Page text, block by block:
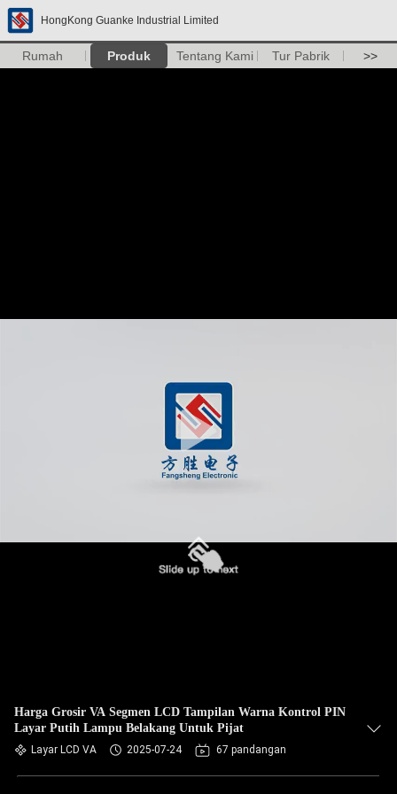
HongKong Guanke Industrial Limited
Rumah Produk Tentang Kami Tur Pabrik >>
Harga Grosir VA Segmen LCD Tampilan Warna Kontrol PIN
Layar Putih Lampu Belakang Untuk Pijat
Layar LCD VA 2025-07-24 67 pandangan